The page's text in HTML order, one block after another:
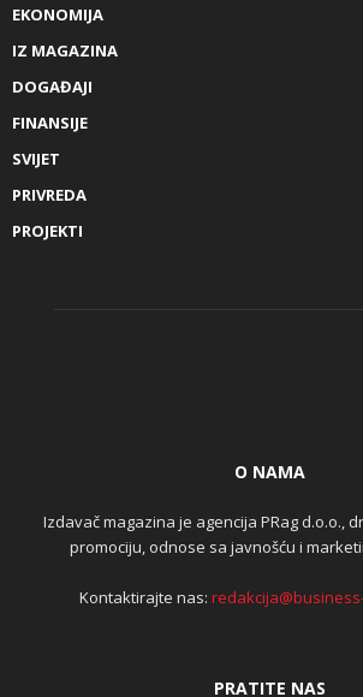
EKONOMIJA
IZ MAGAZINA
DOGAĐAJI
FINANSIJE
SVIJET
PRIVREDA
PROJEKTI
O NAMA
Izdavač magazina je agencija PRag d.o.o.,
promociju, odnose sa javnošću i
Kontaktirajte nas:
PRATITE NAS